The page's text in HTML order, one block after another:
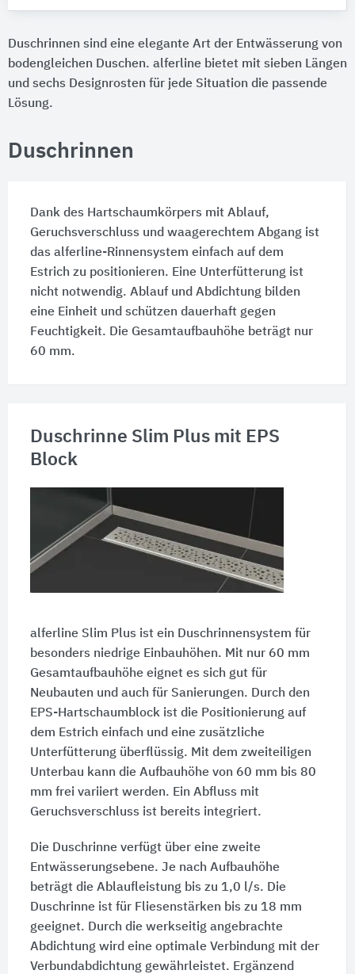
Duschrinnen sind eine elegante Art der Entwässerung von
bodengleichen Duschen. alferline bietet mit sieben Längen
und sechs Designrosten für jede Situation die passende
Lösung.
Duschrinnen
Dank des Hartschaumkörpers mit Ablauf,
Geruchsverschluss und waagerechtem Abgang ist
das alferline-Rinnensystem einfach auf dem
Estrich zu positionieren. Eine Unterfütterung ist
nicht notwendig. Ablauf und Abdichtung bilden
eine Einheit und schützen dauerhaft gegen
Feuchtigkeit. Die Gesamtaufbauhöhe beträgt nur
60 mm.
Duschrinne Slim Plus mit EPS
Block
alferline Slim Plus ist ein Duschrinnensystem für
besonders niedrige Einbauhöhen. Mit nur 60 mm
Gesamtaufbauhöhe eignet es sich gut für
Neubauten und auch für Sanierungen. Durch den
EPS-Hartschaumblock ist die Positionierung auf
dem Estrich einfach und eine zusätzliche
Unterfütterung überflüssig. Mit dem zweiteiligen
Unterbau kann die Aufbauhöhe von 60 mm bis 80
mm frei variiert werden. Ein Abfluss mit
Geruchsverschluss ist bereits integriert.
Die Duschrinne verfügt über eine zweite
Entwässerungsebene. Je nach Aufbauhöhe
beträgt die Ablaufleistung bis zu 1,0 l/s. Die
Duschrinne ist für Fliesenstärken bis zu 18 mm
geeignet. Durch die werkseitig angebrachte
Abdichtung wird eine optimale Verbindung mit der
Verbundabdichtung gewährleistet. Ergänzend